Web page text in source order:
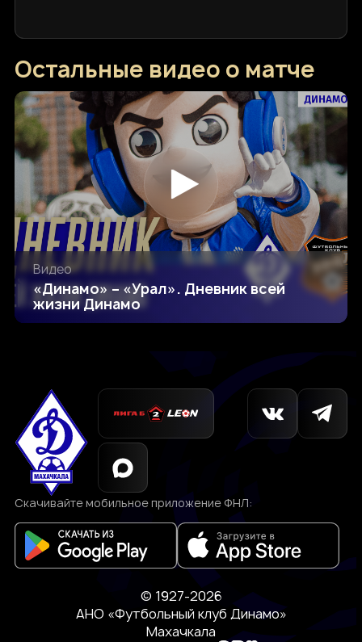
Остальные видео о матче
Видео
«Динамо» – «Урал». Дневник всей
жизни Динамо
Скачивайте мобильное приложение ФНЛ:
© 1927-2026
АНО «Футбольный клуб Динамо»
Махачкала